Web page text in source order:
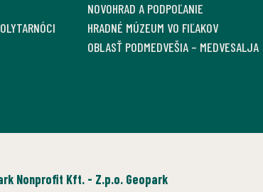
NOVOHRAD A PODPOĽANIE
HRADNÉ MÚZEUM VO FIĽAKOV
OBLASŤ PODMEDVEŠIA – MEDVESALJA
Nonprofit Kft. - Z.p.o. Geopark